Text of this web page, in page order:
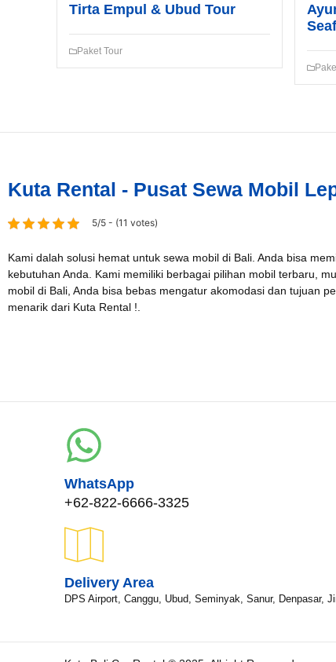
Tirta Empul & Ubud Tour
Paket Tour
Kuta Rental - Pusat Sewa Mobil
5/5 - (11 votes)
Kami dalah solusi hemat untuk sewa mobil di Bali. Anda bisa
kebutuhan Anda. Kami memiliki berbagai pilihan mobil terbaru,
mobil di Bali, Anda bisa bebas mengatur akomodasi dan tujuan
menarik dari Kuta Rental !.
WhatsApp
+62-822-6666-3325
Delivery Area
DPS Airport, Canggu, Ubud, Seminyak, Sanur, Denpasar,